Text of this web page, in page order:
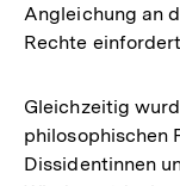
Angleichung an
Rechte
Gleichzeitig
philosophischen
Dissidentinnen